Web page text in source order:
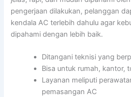
pengerjaan dilakukan, pelanggan
kendala AC terlebih dahulu agar
dipahami dengan lebih baik.
Ditangani teknisi yang
Bisa untuk rumah, kantor,
Layanan meliputi
pemasangan AC